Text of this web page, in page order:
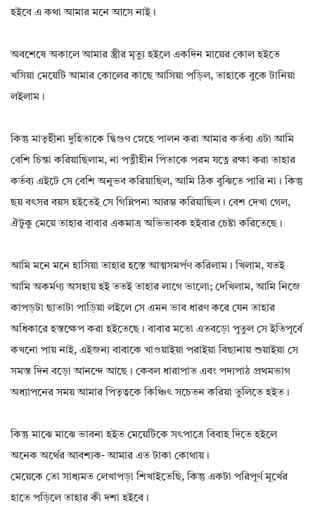
হইবে এ কথা আমার মনে আসে নাই।
অবশেষে অকালে আমার স্ত্রীর মৃত্যু হইলে একদিন মায়ের কোল হইতে
খসিয়া মেয়েটি আমার কোলের কাছে আসিয়া পড়িল, তাহাকে বুকে টানিয়া
লইলাম।
কিন্তু মাতৃহীনা দুহিতাকে দ্বিগুণ স্নেহে পালন করা আমার কর্তব্য এটা আমি
বেশি চিন্তা করিয়াছিলাম, না পত্নীহীন পিতাকে পরম যত্নে রক্ষা করা তাহার
কর্তব্য এইটে সে বেশি অনুভব করিয়াছিল, আমি ঠিক বুঝিতে পারি না। কিন্তু
ছয় বৎসর বয়স হইতেই সে গিন্নিপনা আরম্ভ করিয়াছিল। বেশ দেখা গেল,
ঐটুকু মেয়ে তাহার বাবার একমাত্র অভিভাবক হইবার চেষ্টা করিতেছে।
আমি মনে মনে হাসিয়া তাহার হস্তে আত্মসমর্পণ করিলাম। খিলাম, যতই
আমি অকর্মণ্য অসহায় হই ততই তাহার লাগে ভালো; দেখিলাম, আমি নিজে
কাপড়টা ছাতাটা পাড়িয়া লইলে সে এমন ভাব ধারণ করে যেন তাহার
অধিকারে হস্তক্ষেপ করা হইতেছে। বাবার মতো এতবড়ো পুতুল সে ইতিপূর্বে
কখনো পায় নাই, এইজন্য বাবাকে খাওয়াইয়া পরাইয়া বিছানায় শুয়াইয়া সে
সমস্ত দিন বড়ো আনন্দে আছে। কেবল ধারাপাত এবং পদ্যপাঠ প্রথমভাগ
অধ্যাপনের সময় আমার পিতৃত্বকে কিঞ্চিৎ সচেতন করিয়া তুলিতে হইত।
কিন্তু মাঝে মাঝে ভাবনা হইত মেয়েটিকে সৎপাত্রে বিবাহ দিতে হইলে
অনেক অর্থের আবশ্যক- আমার এত টাকা কোথায়।
মেয়েকে তো সাধ্যমত লেখাপড়া শিখাইতেছি, কিন্তু একটা পরিপূর্ণ মূর্খের
হাতে পড়িলে তাহার কী দশা হইবে।